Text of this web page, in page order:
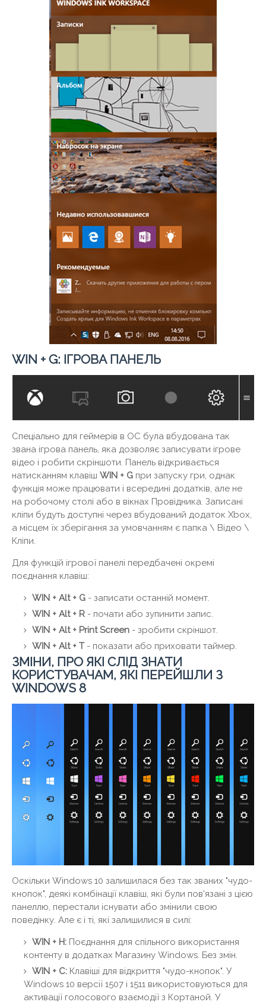
WIN + G: ІГРОВА ПАНЕЛЬ
Спеціально для геймерів в ОС була вбудована так
звана ігрова панель, яка дозволяє записувати ігрове
відео і робити скріншоти. Панель відкривається
натисканням клавіш WIN + G при запуску гри, однак
функція може працювати і всередині додатків, але не
на робочому столі або в вікнах Провідника. Записані
кліпи будуть доступні через вбудований додаток Xbox,
а місцем їх зберігання за умовчанням є папка \ Відео \
Кліпи.
Для функцій ігрової панелі передбачені окремі
поєднання клавіш:
WIN + Alt + G - записати останній момент.
WIN + Alt + R - почати або зупинити запис.
WIN + Alt + Print Screen - зробити скріншот.
WIN + Alt + T- показати або приховати таймер.
ЗМІНИ, ПРО ЯКІ СЛІД ЗНАТИ
КОРИСТУВАЧАМ, ЯКІ ПЕРЕЙШЛИ З
WINDOWS 8
Оскільки Windows 10 залишилася без так званих "чудо-
кнопок", деякі комбінації клавіш, які були пов'язані з цією
панеллю, перестали існувати або змінили свою
поведінку. Але є і ті, які залишилися в силі:
WIN + H: Поєднання для спільного використання
контенту в додатках Магазину Windows. Без змін.
WIN + C: Клавіші для відкриття "чудо-кнопок". У
Windows 10 версії 1507 і 1511 використовуються для
активації голосового взаємодії з Кортаной. У